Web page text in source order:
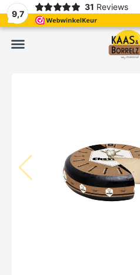
9,7
31 Reviews
Meistens Lieferung innerhalb